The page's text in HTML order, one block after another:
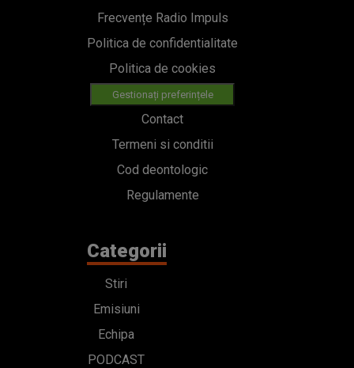
Frecvențe Radio Impuls
Politica de confidentialitate
Politica de cookies
Gestionați preferințele
Contact
Termeni si conditii
Cod deontologic
Regulamente
Categorii
Stiri
Emisiuni
Echipa
PODCAST